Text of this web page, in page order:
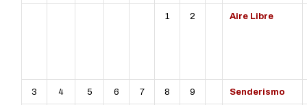
1 2 Aire Libre
3 4 5 6 7 8 9 Senderismo